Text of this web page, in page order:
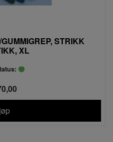
STRIKK
XL